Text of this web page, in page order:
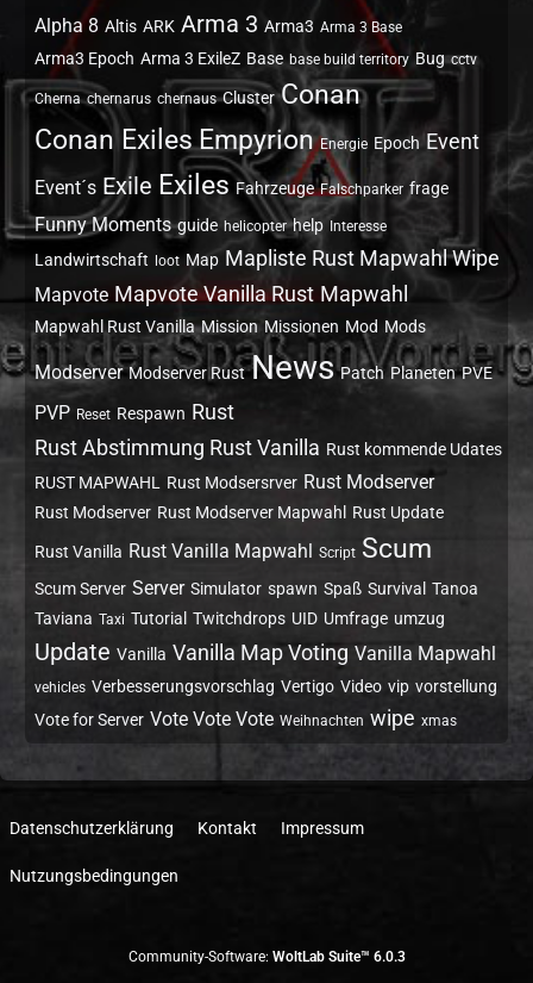
Alpha 8 Altis ARK Arma 3 Arma3 Arma 3 Base
Arma3 Epoch Arma 3 ExileZ Base base build territory Bug cctv
Cherna chernarus chernaus Cluster Conan
Conan ExilesEmpyrion Energie Epoch Event
Event´s Exile Exiles Fahrzeuge Falschparker frage
Funny Moments guide helicopter help Interesse
Landwirtschaft loot Map Mapliste Rust Mapwahl Wipe
Mapvote Mapvote Vanilla Rust Mapwahl
Mapwahl Rust Vanilla Mission Missionen Mod Mods
Modserver Modserver Rust News Patch Planeten PVE
PVP Reset Respawn Rust
Rust Abstimmung Rust Vanilla Rust kommende Udates
RUST MAPWAHL
Rust Modsersrver Rust Modserver
Rust Modserver Rust Modserver Mapwahl Rust Update
Rust Vanilla Rust Vanilla Mapwahl Script Scum
Scum Server Server Simulator spawn Spaß Survival Tanoa
Taviana Taxi Tutorial Twitchdrops UID Umfrage umzug
Update Vanilla Vanilla Map Voting Vanilla Mapwahl
vehicles Verbesserungsvorschlag Vertigo Video vip vorstellung
Vote for Server Vote Vote Vote Weihnachten wipe xmas
Datenschutzerklärung Kontakt Impressum
Nutzungsbedingungen
Community-Software: WoltLab Suite™ 6.0.3